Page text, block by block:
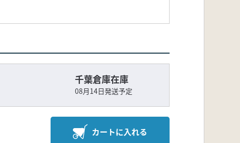
千葉倉庫在庫
08月14日発送予定
カートに入れる